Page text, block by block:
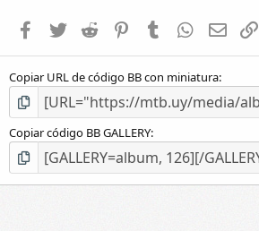
Facebook
Twitter Reddit PinterestTumblr WhatsApp
E-mail
Copiar URL de código BB con miniatura
Copiar código BB GALLERY